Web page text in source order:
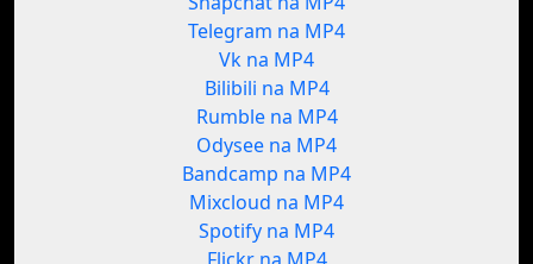
Telegram na MP4
Vk na MP4
Bilibili na MP4
Rumble na MP4
Odysee na MP4
Bandcamp na MP4
Mixcloud na MP4
Spotify na MP4